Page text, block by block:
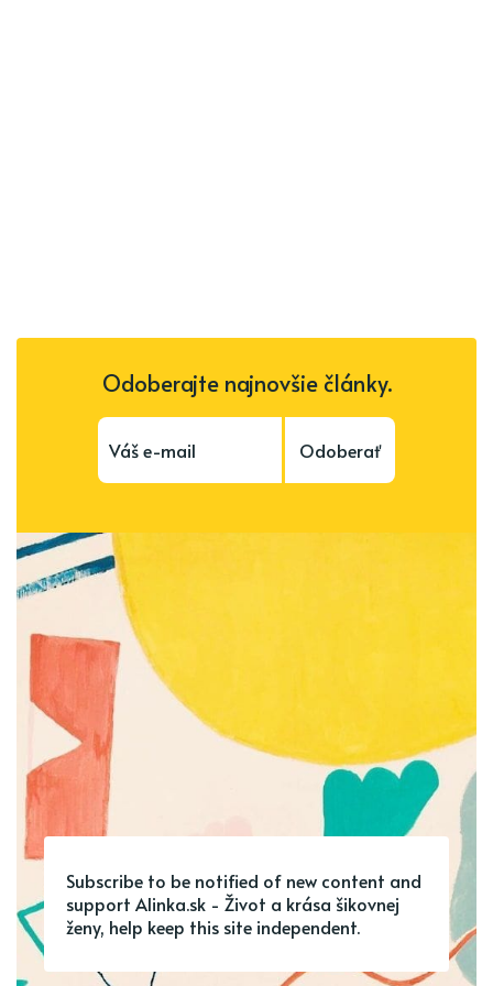
Odoberajte najnovšie články.
Odoberať
Subscribe to be notified of new content and
support Alinka.sk - Život a krása šikovnej
ženy, help keep this site independent.